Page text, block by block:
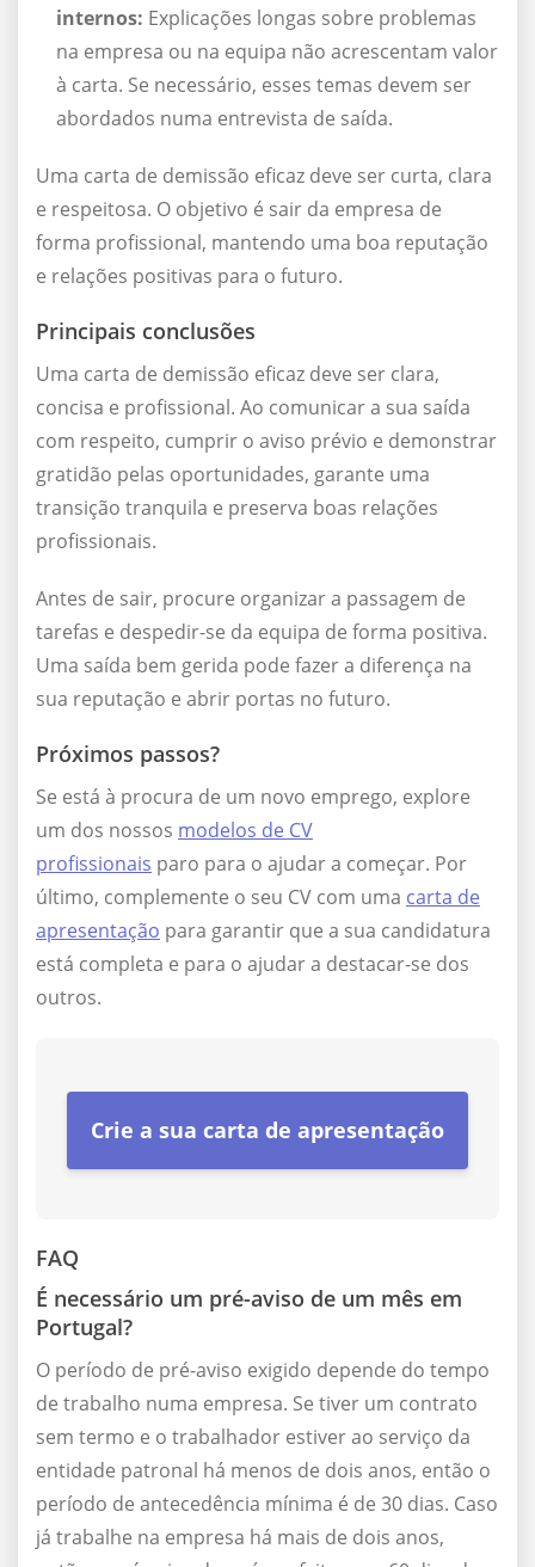
internos: Explicações longas sobre problemas
na empresa ou na equipa não acrescentam valor
à carta. Se necessário, esses temas devem ser
abordados numa entrevista de saída.
Uma carta de demissão eficaz deve ser curta, clara
e respeitosa. O objetivo é sair da empresa de
forma profissional, mantendo uma boa reputação
e relações positivas para o futuro.
Principais conclusões
Uma carta de demissão eficaz deve ser clara,
concisa e profissional. Ao comunicar a sua saída
com respeito, cumprir o aviso prévio e demonstrar
gratidão pelas oportunidades, garante uma
transição tranquila e preserva boas relações
profissionais.
Antes de sair, procure organizar a passagem de
tarefas e despedir-se da equipa de forma positiva.
Uma saída bem gerida pode fazer a diferença na
sua reputação e abrir portas no futuro.
Próximos passos?
Se está à procura de um novo emprego, explore
um dos nossos modelos de CV
profissionais paro para o ajudar a começar. Por
último, complemente o seu CV com uma carta de
apresentação para garantir que a sua candidatura
está completa e para o ajudar a destacar-se dos
outros.
Crie a sua carta de apresentação
FAQ
É necessário um pré-aviso de um mês em
Portugal?
O período de pré-aviso exigido depende do tempo
de trabalho numa empresa. Se tiver um contrato
sem termo e o trabalhador estiver ao serviço da
entidade patronal há menos de dois anos, então o
período de antecedência mínima é de 30 dias. Caso
já trabalhe na empresa há mais de dois anos,